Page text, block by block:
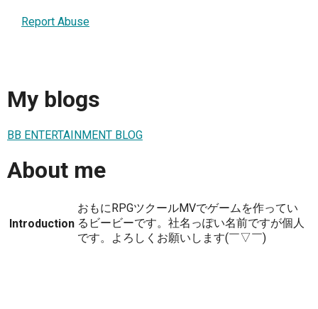
Report Abuse
My blogs
BB ENTERTAINMENT BLOG
About me
Introduction
おもにRPGツクールMVでゲームを作ってい
るビービーです。社名っぽい名前ですが個人
です。よろしくお願いします(￣▽￣)